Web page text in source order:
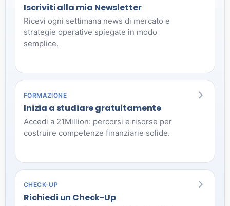
Iscriviti alla mia Newsletter
Ricevi ogni settimana news di mercato e
strategie operative spiegate in modo
semplice.
FORMAZIONE
Inizia a studiare gratuitamente
Accedi a 21Million: percorsi e risorse per
costruire competenze finanziarie solide.
CHECK-UP
Richiedi un Check-Up